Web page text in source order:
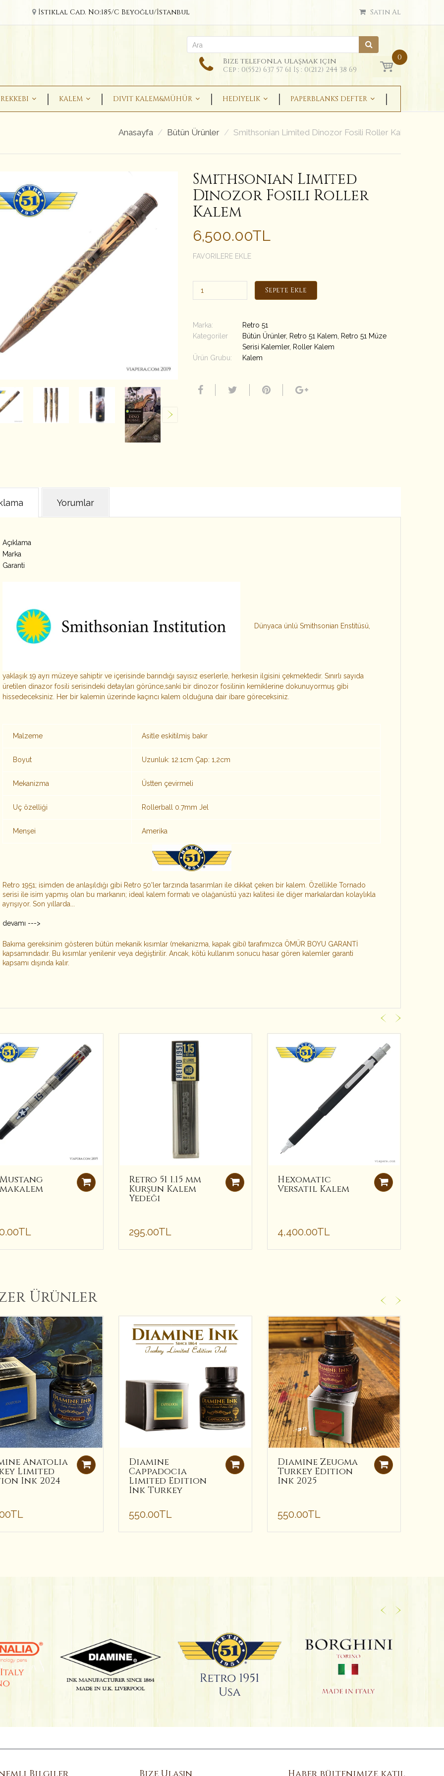
İstiklal Cad. No:185/C Beyoğlu/İstanbul Satın Al
Bize telefonla ulaşmak için
Cep : 0(552) 637 57 61 İş : 0(212) 244 38 69
0
KALEM DIVIT KALEM&MÜHÜR HEDIYELIK PAPERBLANKS DEFTER
Anasayfa Bütün Ürünler Smithsonian Limited Dinozor Fosili Roller Kalem
Smithsonian Limited
Dinozor Fosili Roller
Kalem
6,500.00TL
FAVORILERE EKLE
Sepete Ekle
Marka:
Retro 51
Kategoriler
Bütün Ürünler, Retro 51 Kalem
Retro 51 Müze
Serisi Kalemler, Roller Kalem
Ürün Grubu:
Kalem
Yorumlar
Açıklama
Marka
Garanti
Dünyaca ünlü Smithsonian Enstitüsü,
yaklaşık 19 ayrı müzeye sahiptir ve içerisinde barındığı sayısız eserlerle, herkesin ilgisini çekmektedir. Sınırlı sayıda
üretilen dinazor fosili serisindeki detayları görünce,sanki bir dinozor fosilinin kemiklerine dokunuyormuş gibi
hissedeceksiniz. Her bir kalemin üzerinde kaçıncı kalem olduğuna dair ibare göreceksiniz.
Malzeme Asitle eskitilmiş bakır
Boyut Uzunluk: 12.1cm Çap: 1,2cm
Mekanizma Üstten çevirmeli
Uç özelliği Rollerball 0.7mm Jel
Menşei Amerika
Retro 1951; isimden de anlaşıldığı gibi Retro 50'ler tarzında tasarımları ile dikkat çeken bir kalem. Özellikle Tornado
serisi ile isim yapmış olan bu markanın; ideal kalem formatı ve olağanüstü yazı kalitesi ile diğer markalardan kolaylıkla
ayrışıyor. Son yıllarda...
devamı --->
Bakıma gereksinim gösteren bütün mekanik kısımlar (mekanizma, kapak gibi) tarafımızca ÖMÜR BOYU GARANTİ
kapsamındadır. Bu kısımlar yenilenir veya değiştirilir. Ancak, kötü kullanım sonucu hasar gören kalemler garanti
kapsamı dışında kalır.
Mustang Retro 51 1.15 mm
Kurşun Kalem
Yedeği
295.00TL
Hexomatic
Versatil Kalem
4,400.00TL
Ürünler
Anatolia
Limited
Ink 2024
Diamine
Cappadocia
Limited Edition
Ink Turkey
550.00TL
Diamine Zeugma
Turkey Edition
Ink 2025
550.00TL